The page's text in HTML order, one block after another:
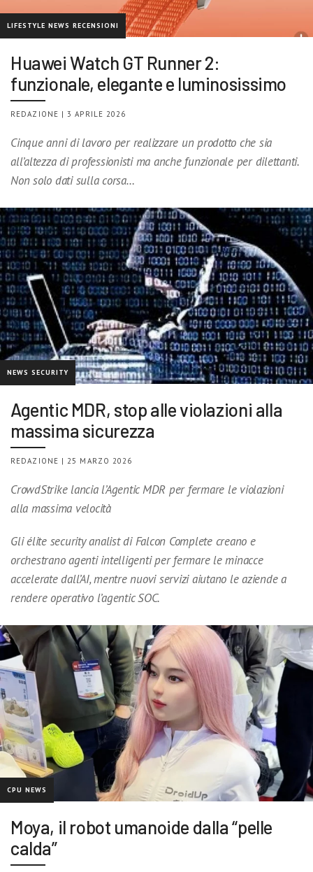
LIFESTYLE NEWS RECENSIONI
Huawei Watch GT Runner 2:
funzionale, elegante e luminosissimo
REDAZIONE | 3 APRILE 2026
Cinque anni di lavoro per realizzare un prodotto che sia
all’altezza di professionisti ma anche funzionale per dilettanti.
Non solo dati sulla corsa…
NEWS SECURITY
Agentic MDR, stop alle violazioni alla
massima sicurezza
REDAZIONE | 25 MARZO 2026
CrowdStrike lancia l’Agentic MDR per fermare le violazioni
alla massima velocità
Gli élite security analist di Falcon Complete creano e
orchestrano agenti intelligenti per fermare le minacce
accelerate dall’AI, mentre nuovi servizi aiutano le aziende a
rendere operativo l’agentic SOC.
CPU NEWS
Moya, il robot umanoide dalla “pelle
calda”